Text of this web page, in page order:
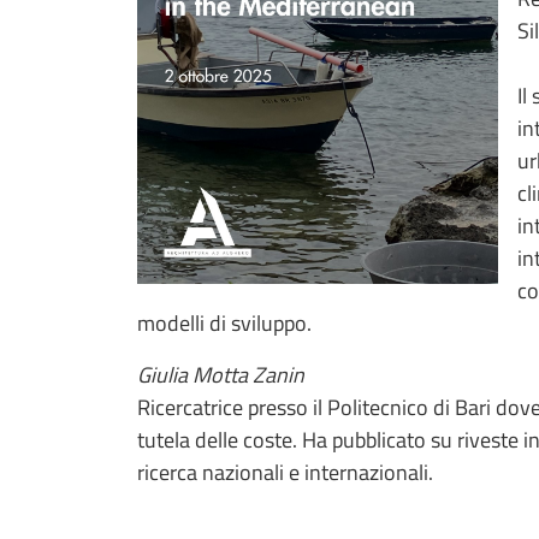
Il
modelli di sviluppo.
Giulia Motta Zanin
Ricercatrice presso il Politecnico di Bari
tutela delle coste. Ha pubblicato su riveste
ricerca nazionali e internazionali.